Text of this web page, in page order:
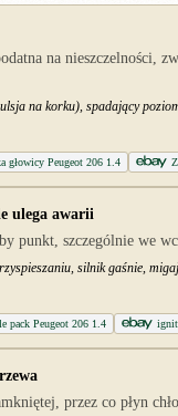
na nieszczelności,
na korku), spadający
głowicy Peugeot 206 1.4
ulega awarii
punkt, szczególnie we
silnik gaśnie,
pack Peugeot 206 1.4
przez co płyn